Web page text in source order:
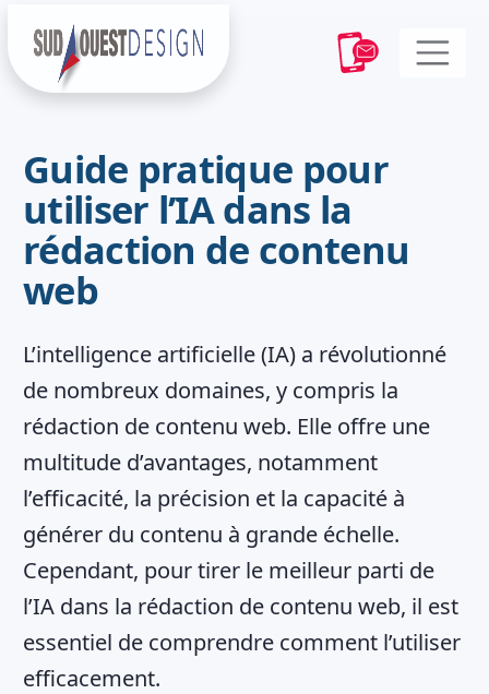
Guide pratique pour
utiliser l’IA dans la
rédaction de contenu
web
L’intelligence artificielle (IA) a révolutionné
de nombreux domaines, y compris la
rédaction de contenu web. Elle offre une
multitude d’avantages, notamment
l’efficacité, la précision et la capacité à
générer du contenu à grande échelle.
Cependant, pour tirer le meilleur parti de
l’IA dans la rédaction de contenu web, il est
essentiel de comprendre comment l’utiliser
efficacement.